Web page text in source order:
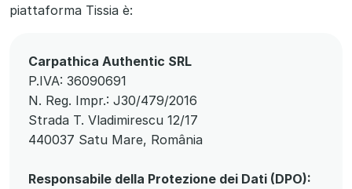
piattaforma Tissia è:
Carpathica Authentic SRL
P.IVA: 36090691
N. Reg. Impr.: J30/479/2016
Strada T. Vladimirescu 12/17
440037 Satu Mare, România
Responsabile della Protezione dei Dati (DPO):